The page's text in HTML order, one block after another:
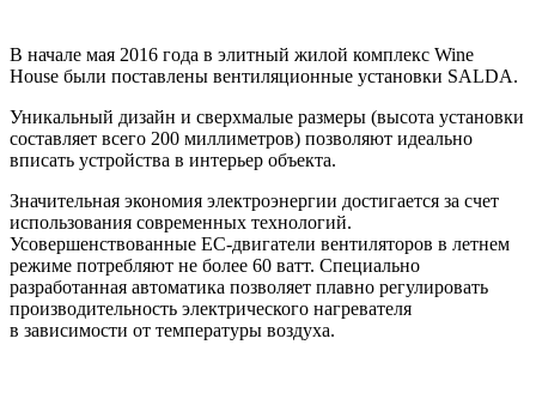
В начале мая 2016 года в элитный жилой комплекс Wine
House были поставлены вентиляционные установки SALDA.
Уникальный дизайн и сверхмалые размеры (высота установки
составляет всего 200 миллиметров) позволяют идеально
вписать устройства в интерьер объекта.
Значительная экономия электроэнергии достигается за счет
использования современных технологий.
Усовершенствованные ЕС-двигатели вентиляторов в летнем
режиме потребляют не более 60 ватт. Специально
разработанная автоматика позволяет плавно регулировать
производительность электрического нагревателя
в зависимости от температуры воздуха.